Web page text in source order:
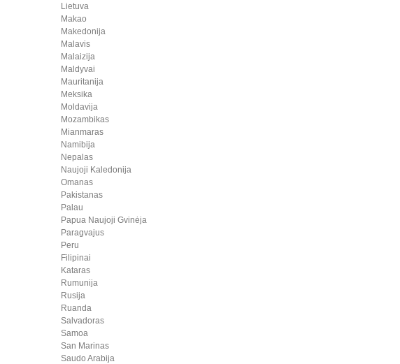
Lietuva
Makao
Makedonija
Malavis
Malaizija
Maldyvai
Mauritanija
Meksika
Moldavija
Mozambikas
Mianmaras
Namibija
Nepalas
Naujoji Kaledonija
Omanas
Pakistanas
Palau
Papua Naujoji Gvinėja
Paragvajus
Peru
Filipinai
Kataras
Rumunija
Rusija
Ruanda
Salvadoras
Samoa
San Marinas
Saudo Arabija